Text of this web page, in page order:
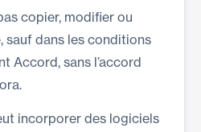
copier, modifier ou
sauf dans les conditions
Accord, sans l’accord
incorporer des logiciels